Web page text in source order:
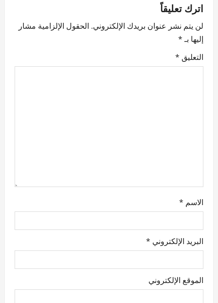
v
i
g
a
اترك تعليقاً
لن يتم نشر عنوان بريدك الإلكتروني. الحقول الإلزامية مشار
إليها بـ*
التعليق *
الاسم *
البريد الإلكتروني *
الموقع الإلكتروني